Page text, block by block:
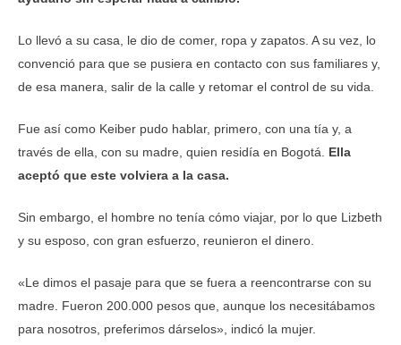
Lo llevó a su casa, le dio de comer, ropa y zapatos. A su vez, lo
convenció para que se pusiera en contacto con sus familiares y,
de esa manera, salir de la calle y retomar el control de su vida.
Fue así como Keiber pudo hablar, primero, con una tía y, a
través de ella, con su madre, quien residía en Bogotá. Ella
aceptó que este volviera a la casa.
Sin embargo, el hombre no tenía cómo viajar, por lo que Lizbeth
y su esposo, con gran esfuerzo, reunieron el dinero.
«Le dimos el pasaje para que se fuera a reencontrarse con su
madre. Fueron 200.000 pesos que, aunque los necesitábamos
para nosotros, preferimos dárselos», indicó la mujer.